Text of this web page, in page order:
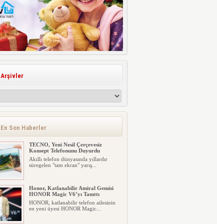
Arşivler
En Son Haberler
TECNO, Yeni Nesil Çerçevesiz
Konsept Telefonunu Duyurdu
Akıllı telefon dünyasında yıllardır
süregelen "tam ekran" yarış...
Honor, Katlanabilir Amiral Gemisi
HONOR Magic V6’yı Tanıttı
HONOR, katlanabilir telefon ailesinin
en yeni üyesi HONOR Magic...